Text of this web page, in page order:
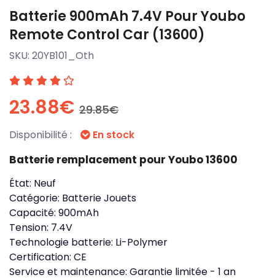
Batterie 900mAh 7.4V Pour Youbo
Remote Control Car (13600)
SKU: 20YB101_Oth
23.88€ 29.85€
Disponibilité : En stock
Batterie remplacement pour Youbo 13600
État: Neuf
Catégorie: Batterie Jouets
Capacité: 900mAh
Tension: 7.4V
Technologie batterie: Li-Polymer
Certification: CE
Service et maintenance: Garantie limitée - 1 an